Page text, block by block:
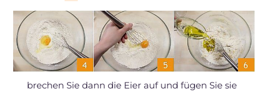
brechen Sie dann die Eier auf und fügen Sie sie